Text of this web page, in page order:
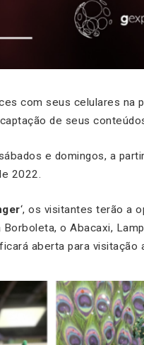
com seus celulares na
de seus
e domingos, a
2022.
‘, os visitantes terão a
o Abacaxi,
aberta para